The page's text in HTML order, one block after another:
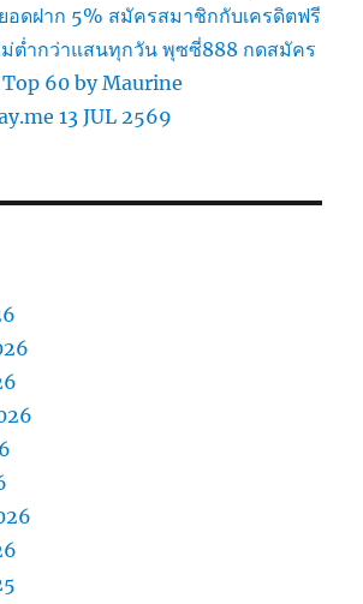
อดฝาก 5% สมัครสมาชิกกับเครดิตฟรี
ต่ำกว่าแสนทุกวัน พุซซี่888 กดสมัคร
60 by Maurine
13 JUL 2569